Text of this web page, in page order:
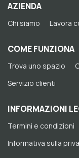
AZIENDA
Chi siamo Lavora
COME FUNZIONA
Trova uno spazio
Servizio clienti
INFORMAZIONI
Termini e condizioni
Informativa sulla